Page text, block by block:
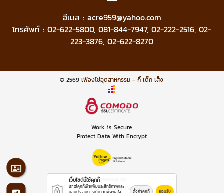
อีเมล : acre959@yahoo.com
โทรศัพท์ : 02-622-5800, 081-844-7947, 02-222-2516, 02-
223-3876, 02-622-8270
© 2569เฟืองโซ่อุตสาหกรรม - กี้ เต๊ก เส็ง
Work is Secure
Protect Data With Encrypt
Powered By
Thailand YellowPages
เว็บไซต์นี้ใช้คุกกี้
เราใช้คุกกี้เพื่อเพิ่มประสิทธิภาพและ
ตั้งค่าคุกกี้ ยอมรับ